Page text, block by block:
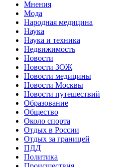
Мнения
Мода
Народная медицина
Наука
Наука и техника
Недвижимость
Новости
Новости ЗОЖ
Новости медицины
Новости Москвы
Новости путешествий
Образование
Общество
Около спорта
Отдых в России
Отдых за границей
ПДД
Политика